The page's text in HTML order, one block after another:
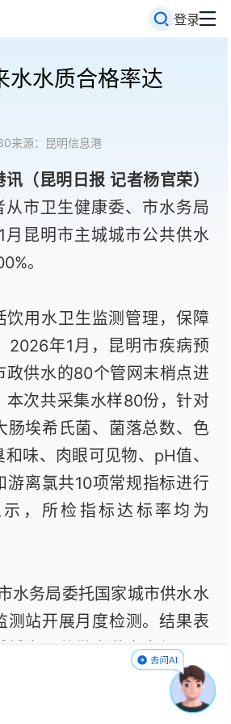
登录
水水质合格率达
来源：昆明信息港
讯（昆明日报 记者杨官荣）
市卫生健康委、市水务局
月昆明市主城城市公共供水
。
饮用水卫生监测管理，保障
2026年1月，昆明市疾病预
政供水的80个管网末梢点进
本次共采集水样80份，针对
肠埃希氏菌、菌落总数、色
味、肉眼可见物、pH值、
游离氯共10项常规指标进行
，所检指标达标率均为
水务局委托国家城市供水水
测站开展月度检测。结果表
城市公共供水游离余氯、浑
菌落总数、总大肠菌群、大
度、肉眼可见物、高锰酸盐